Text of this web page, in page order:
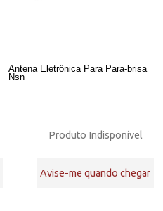
Antena Eletrônica Para Para-brisa
Nsn
Produto Indisponível
Avise-me quando chegar